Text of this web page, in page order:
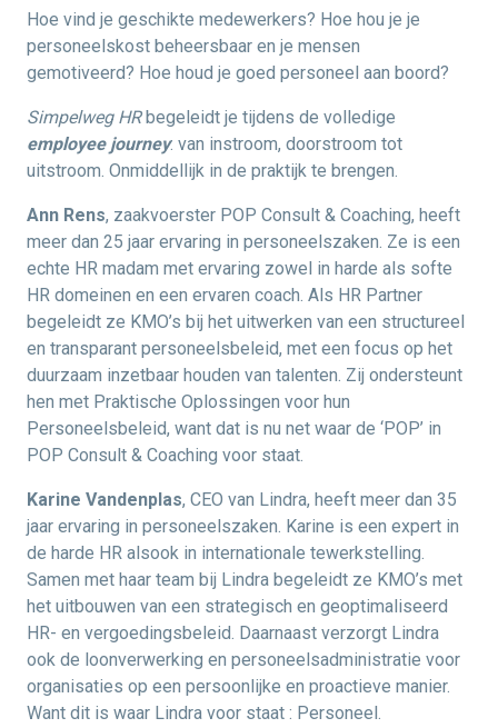
Hoe vind je geschikte medewerkers? Hoe hou je je
personeelskost beheersbaar en je mensen
gemotiveerd? Hoe houd je goed personeel aan boord?
Simpelweg HR begeleidt je tijdens de volledige
employee journey: van instroom, doorstroom tot
uitstroom. Onmiddellijk in de praktijk te brengen.
Ann Rens, zaakvoerster POP Consult & Coaching, heeft
meer dan 25 jaar ervaring in personeelszaken. Ze is een
echte HR madam met ervaring zowel in harde als softe
HR domeinen en een ervaren coach. Als HR Partner
begeleidt ze KMO’s bij het uitwerken van een structureel
en transparant personeelsbeleid, met een focus op het
duurzaam inzetbaar houden van talenten. Zij ondersteunt
hen met Praktische Oplossingen voor hun
Personeelsbeleid, want dat is nu net waar de ‘POP’ in
POP Consult & Coaching voor staat.
Karine Vandenplas, CEO van Lindra, heeft meer dan 35
jaar ervaring in personeelszaken. Karine is een expert in
de harde HR alsook in internationale tewerkstelling.
Samen met haar team bij Lindra begeleidt ze KMO’s met
het uitbouwen van een strategisch en geoptimaliseerd
HR- en vergoedingsbeleid. Daarnaast verzorgt Lindra
ook de loonverwerking en personeelsadministratie voor
organisaties op een persoonlijke en proactieve manier.
Want dit is waar Lindra voor staat : Personeel.